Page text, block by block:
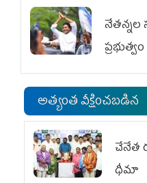
నేతన్నల
అత్యంత వీక్షించబడిన
చేనేత
ధీమా